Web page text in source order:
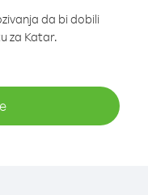
da bi dobili
za Katar.